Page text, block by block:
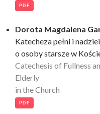
PDF
Dorota Magdalena
Katecheza pełni i
o osoby starsze w
Catechesis of Fullness
Elderly
in the Church
PDF